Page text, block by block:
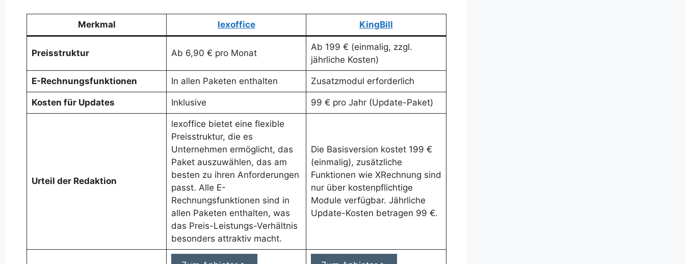
Merkmal lexoffice KingBill
Preisstruktur Ab 6,90 € pro Monat
Ab 199 € (einmalig, zzgl.
jährliche Kosten)
E-Rechnungsfunktionen In allen Paketen enthalten Zusatzmodul erforderlich
Kosten für Updates Inklusive 99 € pro Jahr (Update-Paket)
Urteil der Redaktion
lexoffice bietet eine flexible
Preisstruktur, die es
Unternehmen ermöglicht, das
Paket auszuwählen, das am
besten zu ihren Anforderungen
passt. Alle E-
Rechnungsfunktionen sind in
allen Paketen enthalten, was
das Preis-Leistungs-Verhältnis
besonders attraktiv macht.
Die Basisversion kostet 199 €
(einmalig), zusätzliche
Funktionen wie XRechnung sind
nur über kostenpflichtige
Module verfügbar. Jährliche
Update-Kosten betragen 99 €.